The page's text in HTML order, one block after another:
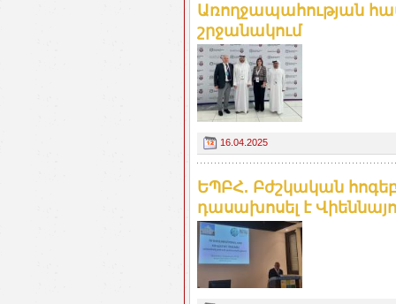
Առողջապահության
շրջանակում
16.04.2025
ԵՊԲՀ. Բժշկական
դասախոսել է